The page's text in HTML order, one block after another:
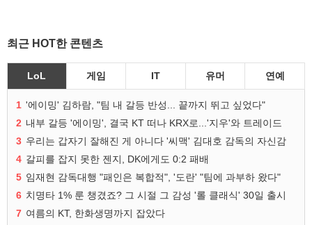
최근 HOT한 콘텐츠
LoL 게임 IT 유머 연예
1 '에이밍' 김하람, "팀 내 갈등 반성... 끝까지 뛰고 싶었다"
2 내부 갈등 '에이밍', 결국 KT 떠나 KRX로...'지우'와 트레이드
3 우리는 갑자기 잘해진 게 아니다 '씨맥' 김대호 감독의 자신감
4 갈피를 잡지 못한 젠지, DK에게도 0:2 패배
5 임재현 감독대행 "패인은 복합적", '도란' "팀에 과부하 왔다"
6 치명타 1% 룬 챙겼죠? 그 시절 그 감성 '롤 클래식' 30일 출시
7 여름의 KT, 한화생명까지 잡았다